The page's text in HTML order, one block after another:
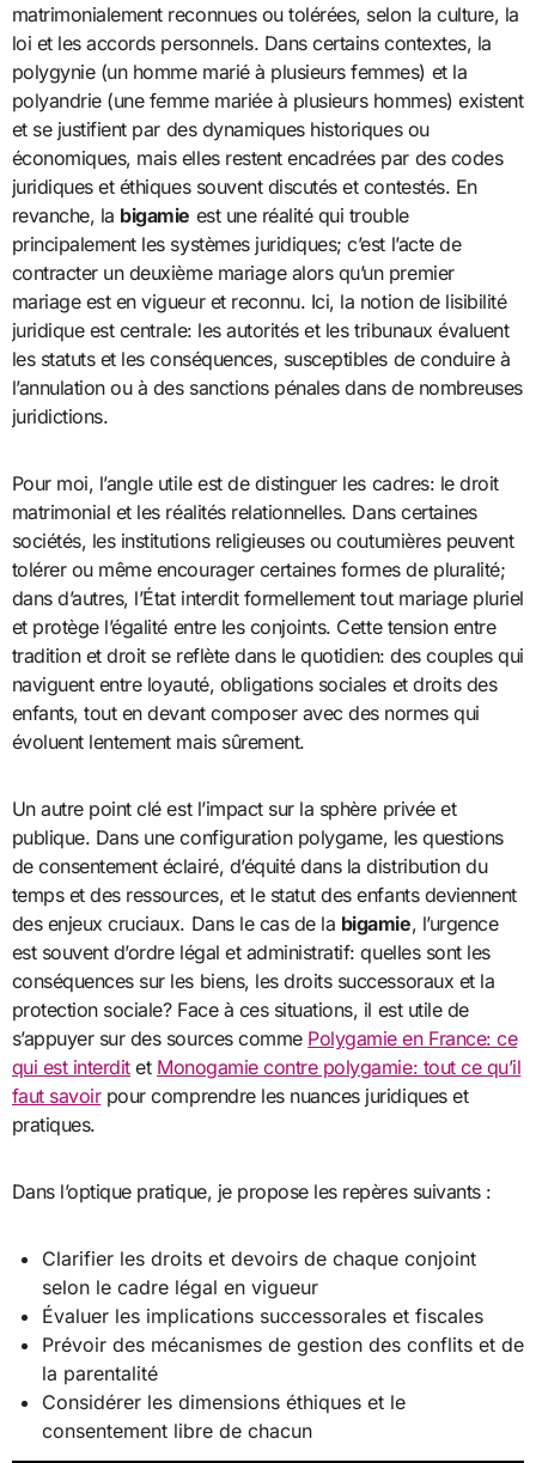
matrimonialement reconnues ou tolérées, selon la culture, la
loi et les accords personnels. Dans certains contextes, la
polygynie (un homme marié à plusieurs femmes) et la
polyandrie (une femme mariée à plusieurs hommes) existent
et se justifient par des dynamiques historiques ou
économiques, mais elles restent encadrées par des codes
juridiques et éthiques souvent discutés et contestés. En
revanche, la bigamie est une réalité qui trouble
principalement les systèmes juridiques; c’est l’acte de
contracter un deuxième mariage alors qu’un premier
mariage est en vigueur et reconnu. Ici, la notion de lisibilité
juridique est centrale: les autorités et les tribunaux évaluent
les statuts et les conséquences, susceptibles de conduire à
l’annulation ou à des sanctions pénales dans de nombreuses
juridictions.
Pour moi, l’angle utile est de distinguer les cadres: le droit
matrimonial et les réalités relationnelles. Dans certaines
sociétés, les institutions religieuses ou coutumières peuvent
tolérer ou même encourager certaines formes de pluralité;
dans d’autres, l’État interdit formellement tout mariage pluriel
et protège l’égalité entre les conjoints. Cette tension entre
tradition et droit se reflète dans le quotidien: des couples qui
naviguent entre loyauté, obligations sociales et droits des
enfants, tout en devant composer avec des normes qui
évoluent lentement mais sûrement.
Un autre point clé est l’impact sur la sphère privée et
publique. Dans une configuration polygame, les questions
de consentement éclairé, d’équité dans la distribution du
temps et des ressources, et le statut des enfants deviennent
des enjeux cruciaux. Dans le cas de la bigamie, l’urgence
est souvent d’ordre légal et administratif: quelles sont les
conséquences sur les biens, les droits successoraux et la
protection sociale? Face à ces situations, il est utile de
s’appuyer sur des sources comme Polygamie en France: ce
qui est interditet Monogamie contre polygamie: tout ce qu’il
faut savoirpour comprendre les nuances juridiques et
pratiques.
Dans l’optique pratique, je propose les repères suivants :
Clarifier les droits et devoirs de chaque conjoint
selon le cadre légal en vigueur
Évaluer les implications successorales et fiscales
Prévoir des mécanismes de gestion des conflits et de
la parentalité
Considérer les dimensions éthiques et le
consentement libre de chacun